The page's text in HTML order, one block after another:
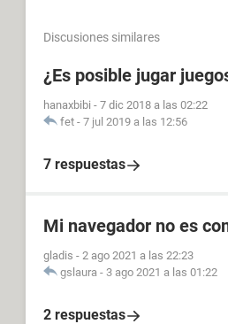
Discusiones similares
¿Es posible jugar
hanaxbibi - 7 dic 2018 a las 02:22
fet - 7 jul 2019 a las 12:56
7 respuestas
Mi navegador no es
gladis - 2 ago 2021 a las 22:23
gslaura - 3 ago 2021 a las 01:22
2 respuestas